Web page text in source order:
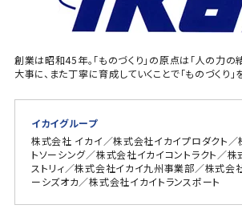
創業は昭和45年。「ものづくり」の原点は「人の力の
大事に、また丁寧に育成していくことで「ものづくり」
イカイグループ
株式会社 イカイ／株式会社イカイプロダクト
トソーシング／株式会社イカイコントラクト／
ストリィ／株式会社イカイ九州事業部／株式会
ーシズオカ／株式会社イカイトランスポート